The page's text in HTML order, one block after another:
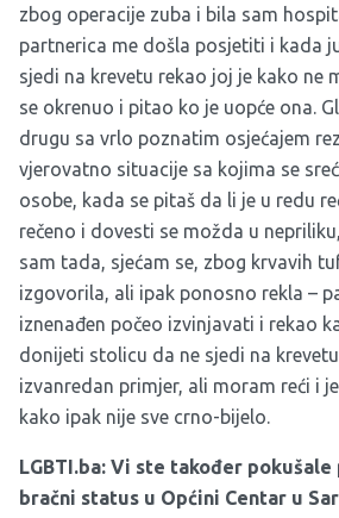
zbog operacije zuba i bila sam
partnerica me došla posjetiti i kada
sjedi na krevetu rekao joj je kako ne
se okrenuo i pitao ko je uopće ona.
drugu sa vrlo poznatim osjećajem
vjerovatno situacije sa kojima se
osobe, kada se pitaš da li je u redu
rečeno i dovesti se možda u
sam tada, sjećam se, zbog krvavih
izgovorila, ali ipak ponosno rekla –
iznenađen počeo izvinjavati i rekao
donijeti stolicu da ne sjedi na
izvanredan primjer, ali moram reći i
kako ipak nije sve crno-bijelo.
LGBTI.ba: Vi ste također
bračni status u Općini Centar u